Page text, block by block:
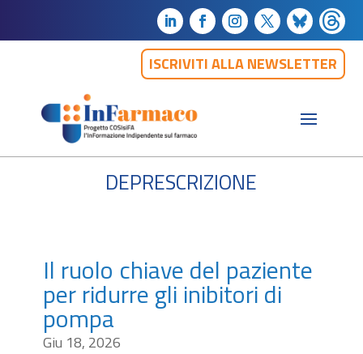
ISCRIVITI ALLA NEWSLETTER
deprescrizione
Il ruolo chiave del paziente
per ridurre gli inibitori di
pompa
Giu 18, 2026